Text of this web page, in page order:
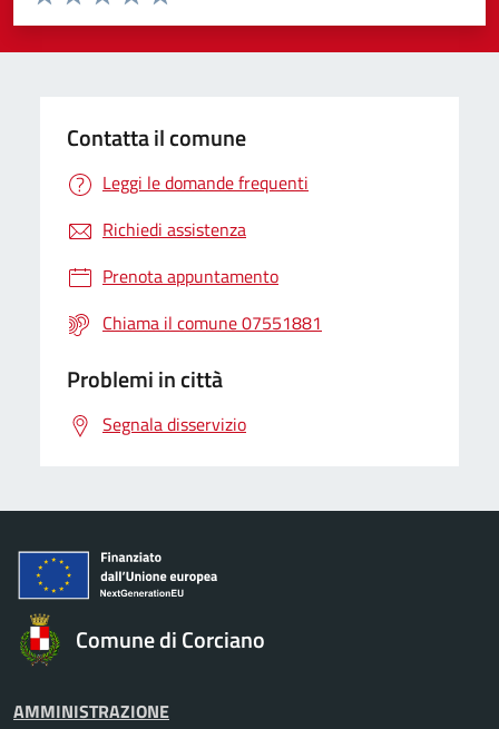
Valuta 5 stelle su 5
Valuta 4 stelle su 5
Valuta 3 stelle su 5
Valuta 2 stelle su 5
Valuta 1 stelle su 5
Contatta il comune
Leggi le domande frequenti
Richiedi assistenza
Prenota appuntamento
Chiama il comune 07551881
Problemi in città
Segnala disservizio
Comune di Corciano
AMMINISTRAZIONE